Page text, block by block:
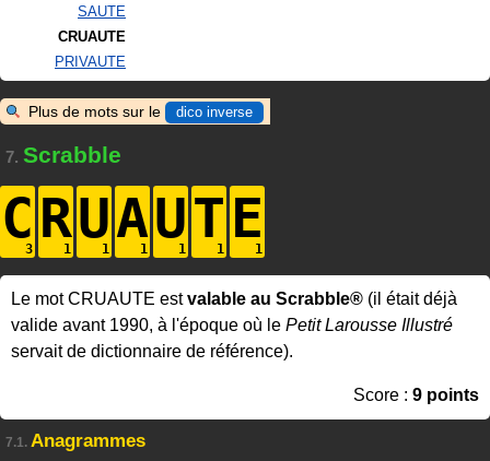
SAUTE
CRUAUTE
PRIVAUTE
Plus de mots sur le dico inverse
7. Scrabble
CRUAUTE
Le mot CRUAUTE estvalable au Scrabble® (il était déjà
valide avant 1990, à l'époque où le Petit Larousse Illustré
servait de dictionnaire de référence).
Score : 9 points
7.1. Anagrammes